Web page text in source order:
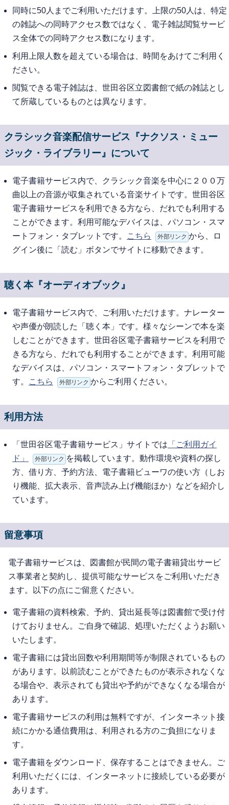
同時に50人までご利用いただけます。上限の50人は、特定
の雑誌への同時アクセス数ではなく、電子雑誌閲覧サービ
ス全体での同時アクセス数になります。
利用上限人数を超えている場合は、時間をあけてご利用く
ださい。
閲覧できる電子雑誌は、世田谷区立図書館で紙の雑誌とし
て所蔵しているものとは異なります。
クラシック音楽配信サービス『ナクソス・ミュー
ジック・ライブラリー』について
電子書籍サービス内で、クラシック音楽を中心に２００万
曲以上の音源が収集されている音楽サイトです。世田谷区
電子書籍サービスを利用できる方なら、だれでも利用する
ことができます。利用可能なデバイスは、パソコン・スマ
ートフォン・タブレットです。
こちら 外部リンク から、ロ
グイン後に「読む」ボタンでサイトに移動できます。
聴く本『オーディオブック』
電子書籍サービス内で、ご利用いただけます。ナレーター
や声優が朗読した「聴く本」です。様々なシーンで本を楽
しむことができます。世田谷区電子書籍サービスを利用で
きる方なら、だれでも利用することができます。利用可能
なデバイスは、パソコン・スマートフォン・タブレットで
す。
こちら 外部リンク からご利用ください。
利用方法
「世田谷区電子書籍サービス」サイトでは 「ご利用ガイ
ド」
外部リンク を掲載しています。動作環境や資料の探し
方、借り方、予約方法、電子書籍ビューワの使い方（しお
り機能、拡大表示、音声読み上げ機能ほか）などを紹介し
ています。
留意事項
電子書籍サービスは、図書館が民間の電子書籍貸出サービ
ス事業者と契約し、提供可能なサービスをご利用いただき
ます。以下の点にご留意ください。
電子書籍の資料検索、予約、貸出延長等は図書館で受け付
けておりません。ご自身で確認、処理いただくようお願い
いたします。
電子書籍には貸出回数や利用期間等が制限されているもの
があります。以前読むことができたものが表示されなくな
る場合や、表示されても貸出や予約ができなくなる場合が
あります。
電子書籍サービスの利用は無料ですが、インターネット接
続にかかる通信費用は、利用される方のご負担になりま
す。
電子書籍をダウンロード、保存することはできません。ご
利用いただくには、インターネットに接続している必要が
あります。